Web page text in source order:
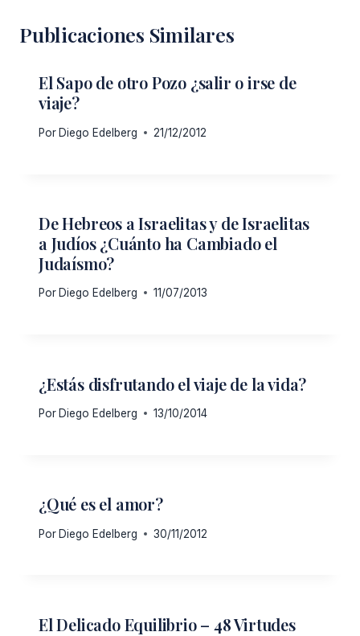
Publicaciones Similares
El Sapo de otro Pozo ¿salir o irse de
viaje?
Por Diego Edelberg 21/12/2012
De Hebreos a Israelitas y de Israelitas
a Judíos ¿Cuánto ha Cambiado el
Judaísmo?
Por Diego Edelberg 11/07/2013
¿Estás disfrutando el viaje de la vida?
Por Diego Edelberg 13/10/2014
¿Qué es el amor?
PorDiego Edelberg 30/11/2012
El Delicado Equilibrio – 48 Virtudes